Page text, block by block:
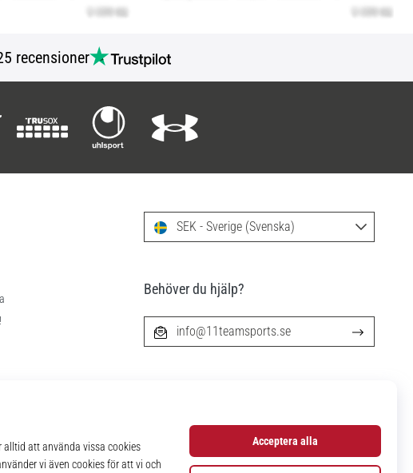
recensioner
SEK - Sverige (Svenska)
Behöver du hjälp?
info@11teamsports.se